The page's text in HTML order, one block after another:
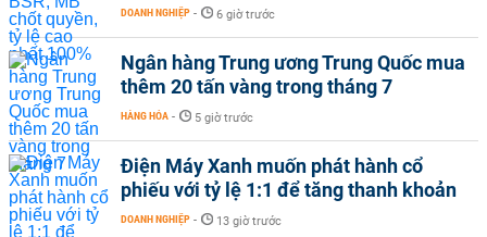
DOANH NGHIỆP - 6 giờ trước
Ngân hàng Trung ương Trung Quốc mua
thêm 20 tấn vàng trong tháng 7
HÀNG HÓA - 5 giờ trước
Điện Máy Xanh muốn phát hành cổ
phiếu với tỷ lệ 1:1 để tăng thanh khoản
DOANH NGHIỆP - 13 giờ trước